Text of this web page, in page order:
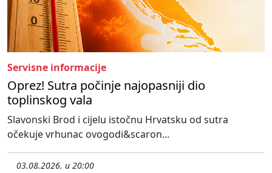
Servisne informacije
Oprez! Sutra počinje najopasniji dio
toplinskog vala
Slavonski Brod i cijelu istočnu Hrvatsku od sutra
očekuje vrhunac ovogodi&scaron...
03.08.2026. u 20:00